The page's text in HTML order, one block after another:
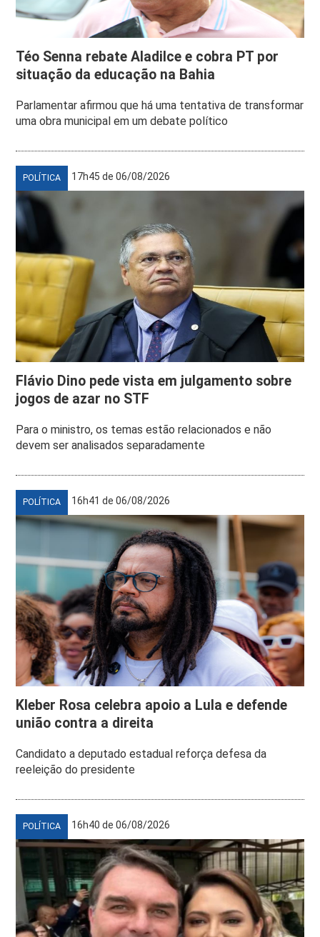
Téo Senna rebate Aladilce e cobra PT por
situação da educação na Bahia
Parlamentar afirmou que há uma tentativa de transformar
uma obra municipal em um debate político
POLÍTICA 17h45 de 06/08/2026
Flávio Dino pede vista em julgamento sobre
jogos de azar no STF
Para o ministro, os temas estão relacionados e não
devem ser analisados separadamente
POLÍTICA 16h41 de 06/08/2026
Kleber Rosa celebra apoio a Lula e defende
união contra a direita
Candidato a deputado estadual reforça defesa da
reeleição do presidente
POLÍTICA 16h40 de 06/08/2026